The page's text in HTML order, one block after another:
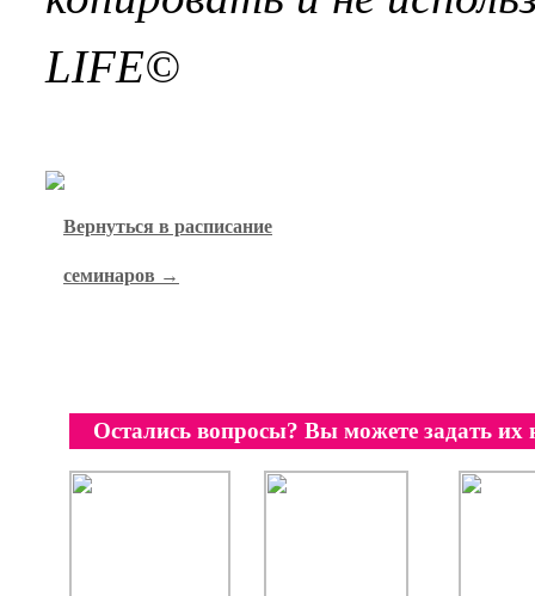
LIFE©
Вернуться в расписание
семинаров →
Остались вопросы? Вы можете задать